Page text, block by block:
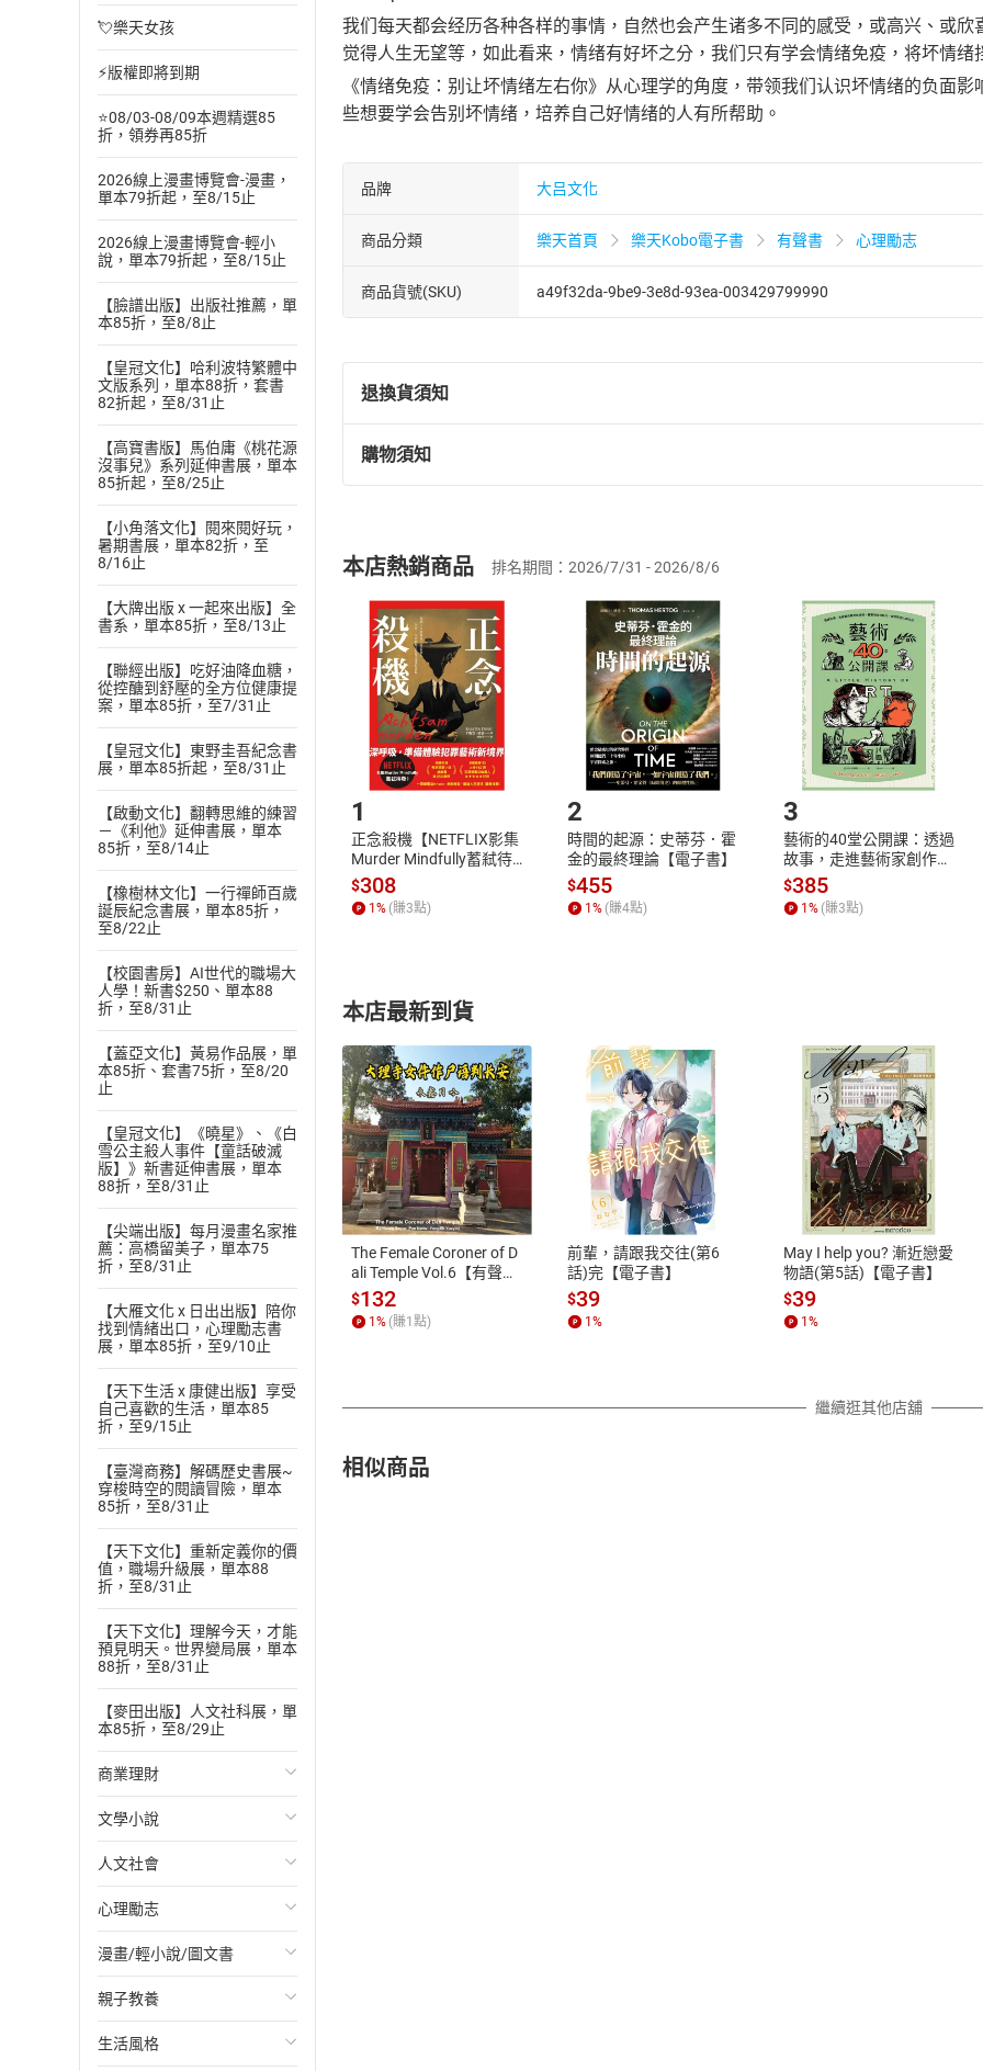
💘樂天女孩
⚡版權即將到期
⭐08/03-08/09本週精選85
折，領券再85折
2026線上漫畫博覽會-漫畫，
單本79折起，至8/15止
2026線上漫畫博覽會-輕小
說，單本79折起，至8/15止
【臉譜出版】出版社推薦，單
本85折，至8/8止
【皇冠文化】哈利波特繁體中
文版系列，單本88折，套書
82折起，至8/31止
【高寶書版】馬伯庸《桃花源
沒事兒》系列延伸書展，單本
85折起，至8/25止
【小角落文化】閱來閱好玩，
暑期書展，單本82折，至
8/16止
【大牌出版 x 一起來出版】全
書系，單本85折，至8/13止
【聯經出版】吃好油降血糖，
從控醣到舒壓的全方位健康提
案，單本85折，至7/31止
【皇冠文化】東野圭吾紀念書
展，單本85折起，至8/31止
【啟動文化】翻轉思維的練習
－《利他》延伸書展，單本
85折，至8/14止
【橡樹林文化】一行禪師百歲
誕辰紀念書展，單本85折，
至8/22止
【校園書房】AI世代的職場大
人學！新書$250、單本88
折，至8/31止
【蓋亞文化】黃易作品展，單
本85折、套書75折，至8/20
止
【皇冠文化】《曉星》、《白
雪公主殺人事件【童話破滅
版】》新書延伸書展，單本
88折，至8/31止
【尖端出版】每月漫畫名家推
薦：高橋留美子，單本75
折，至8/31止
【大雁文化 x 日出出版】陪你
找到情緒出口，心理勵志書
展，單本85折，至9/10止
【天下生活 x 康健出版】享受
自己喜歡的生活，單本85
折，至9/15止
【臺灣商務】解碼歷史書展~
穿梭時空的閱讀冒險，單本
85折，至8/31止
【天下文化】重新定義你的價
值，職場升級展，單本88
折，至8/31止
【天下文化】理解今天，才能
預見明天。世界變局展，單本
88折，至8/31止
【麥田出版】人文社科展，單
本85折，至8/29止
商業理財
投資理財
經濟/趨勢
財務/金融
管理/領導
職場工作術
成功法
文學小說
歐美文學
日本文學
韓國文學
華文文學
經典文學
人文社會
國際關係
政治
社會科學
台灣/中國歷史
心理勵志
心靈成長/情緒
人際關係
兩性關係
漫畫/輕小說/圖文書
輕小說
奇幻/科幻
親子教養
教育現場
生活風格
我们每天都会经历各种各样的事情，自然也会产生诸多不同的感受，或高兴、或
觉得人生无望等，如此看来，情绪有好坏之分，我们只有学会情绪免疫，将坏情
《情绪免疫：别让坏情绪左右你》从心理学的角度，带领我们认识坏情绪的负面
些想要学会告别坏情绪，培养自己好情绪的人有所帮助。
品牌 大吕文化
商品分類 樂天首頁 樂天Kobo電子書 有聲書 心理勵志
商品貨號(SKU) a49f32da-9be9-3e8d-93ea-003429799990
退換貨須知
退換貨規定：
(一)依消費者保護法第19條第1項後段暨通訊交易解除權合理例外情事適用
(二)消費者訂購本店鋪之商品即代表知悉本店鋪所銷售之商品為電子書，
且已下載/存取電子書，不得請求退貨退款。
退貨方式：您欲取消訂單或辦理退貨時，請登入樂天市場，並於「我的訂單
貨」，本店鋪將依您的申請進行審核，待審核通過後將為您辦理退款事宜。
請注意，樂天市場須以整筆訂單為單位進行取消/退貨，恕無法以單支商品取
購物須知
挑選商品
Choose
放入購物車
Shopping cart
登入帳號
Login
購書後，如何開始使用？
Step1.選擇閱讀載具 Step2.登入
付款方式
ATM轉帳、信用卡、LINE PAY、AFTEE
退換貨規範
本店是否提供消費者保護法七日猶
之權利，遽消費者保護法及通訊交
除權合理例外情事適用準則，依商
質各有不同規定。詳細退換貨說明
照各商品說明。
本店熱銷商品 排名期間：2026/7/31 - 2026/8/6
1
正念殺機【NETFLIX影集
Murder Mindfully蓄弒待
發】【電子書】
$308
1% (賺3點)
2
時間的起源：史蒂芬．霍
金的最終理論【電子書】
$455
1% (賺4點)
3
藝術的40堂公開課：透過
故事，走進藝術家創作現
場，看藝術如何誕生、如
何形塑人類生活【電子
書】
$385
1% (賺3點)
本店最新到貨
The Female Coroner of D
ali Temple Vol.6【有聲
書】
$132
1% (賺1點)
前輩，請跟我交往(第6
話)完【電子書】
$39
1%
May I help you? 漸近戀愛
物語(第5話)【電子書】
$39
1%
繼續逛其他店舖
相似商品